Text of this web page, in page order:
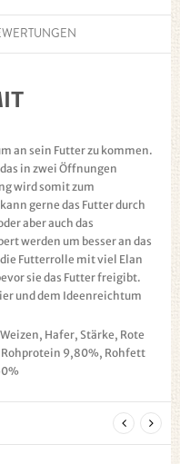
an sein Futter zu kommen.
in zwei Öffnungen
wird somit zum
gerne das Futter durch
aber auch das
werden um besser an das
Futterrolle mit viel Elan
sie das Futter freigibt.
und dem Ideenreichtum
Hafer, Stärke, Rote
Rohprotein 9,80%, Rohfett